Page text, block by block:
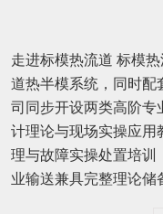
走进标模热流道 标模
道热半模系统，同时配
司同步开设两类高阶专
计理论与现场实操应用
理与故障实操处置培训
业输送兼具完整理论储